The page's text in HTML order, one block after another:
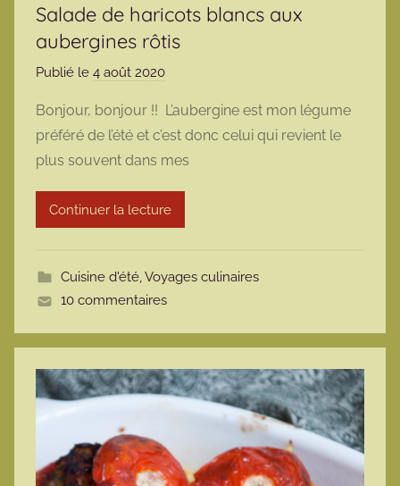
Salade de haricots blancs aux
aubergines rôtis
Publié le 4 août 2020
r
m
a
r
m
t
e
Bonjour, bonjour !! L’aubergine est mon légume
préféré de l’été et c’est donc celui qui revient le
plus souvent dans mes
Continuer la lecture
Cuisine d'été,Voyages culinaires
10 commentaires